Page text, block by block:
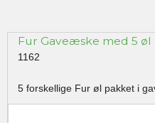
Fur Gaveæske med 5 øl
1162
5 forskellige Fur øl pakket i